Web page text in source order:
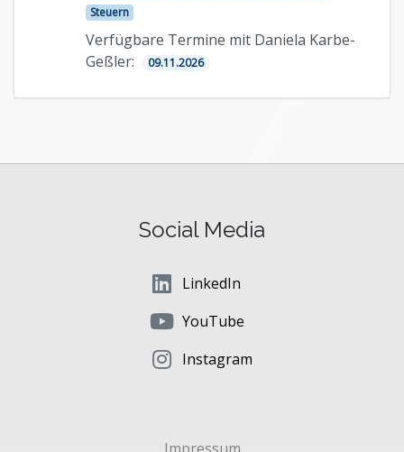
Steuern
Verfügbare Termine mit Daniela Karbe-
Geßler:
09.11.2026
Social Media
LinkedIn
YouTube
Instagram